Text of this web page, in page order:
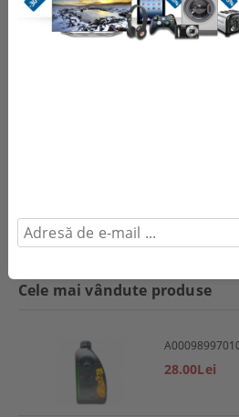
Abonare
Cele mai vândute produse
28.00Lei